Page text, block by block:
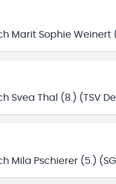
Marit Sophie Weinert
Svea Thal (8.) (TSV
Mila Pschierer (5.)